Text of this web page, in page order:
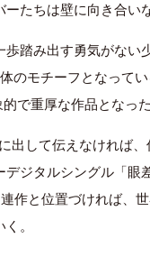
たちは壁に向き合い
踏み出す勇気がな
のモチーフとなって
で重厚な作品となった
出して伝えなければ
デジタルシングル「
作と位置づければ、
。